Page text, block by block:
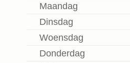
Maandag
Dinsdag
Woensdag
Donderdag